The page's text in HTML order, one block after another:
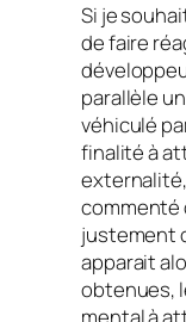
Si je
de faire
parallèle
véhiculé
finalité à
commenté
justement
apparait
obtenues,